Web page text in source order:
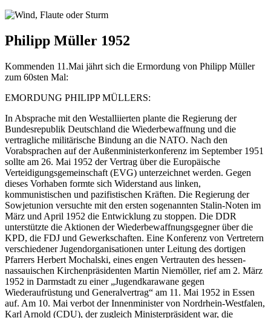
Philipp Müller 1952
Kommenden 11.Mai jährt sich die Ermordung von Philipp Müller
zum 60sten Mal:
EMORDUNG PHILIPP MÜLLERS:
In Absprache mit den Westalliierten plante die Regierung der
Bundesrepublik Deutschland die Wiederbewaffnung und die
vertragliche militärische Bindung an die NATO. Nach den
Vorabsprachen auf der Außenministerkonferenz im September 1951
sollte am 26. Mai 1952 der Vertrag über die Europäische
Verteidigungsgemeinschaft (EVG) unterzeichnet werden. Gegen
dieses Vorhaben formte sich Widerstand aus linken,
kommunistischen und pazifistischen Kräften. Die Regierung der
Sowjetunion versuchte mit den ersten sogenannten Stalin-Noten im
März und April 1952 die Entwicklung zu stoppen. Die DDR
unterstützte die Aktionen der Wiederbewaffnungsgegner über die
KPD, die FDJ und Gewerkschaften. Eine Konferenz von Vertretern
verschiedener Jugendorganisationen unter Leitung des dortigen
Pfarrers Herbert Mochalski, eines engen Vertrauten des hessen-
nassauischen Kirchenpräsidenten Martin Niemöller, rief am 2. März
1952 in Darmstadt zu einer „Jugendkarawane gegen
Wiederaufrüstung und Generalvertrag“ am 11. Mai 1952 in Essen
auf. Am 10. Mai verbot der Innenminister von Nordrhein-Westfalen,
Karl Arnold (CDU), der zugleich Ministerpräsident war, die